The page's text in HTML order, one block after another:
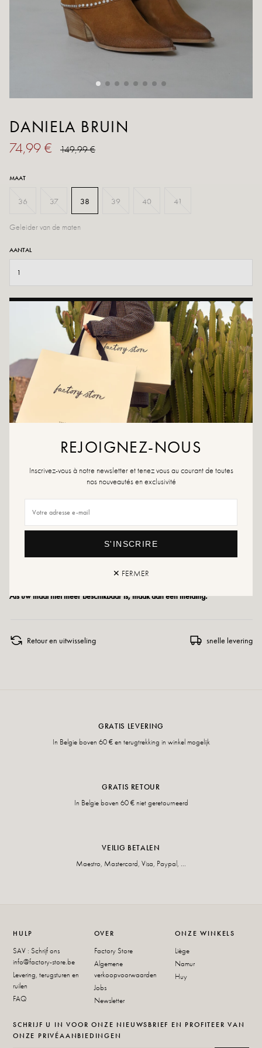
DANIELA BRUIN
74,99 € 149,99 €
MAAT
36 37 38 39 40 41
Geleider van de maten
AANTAL
TOEVOEGEN AAN WINKELWAGEN
AAN WENSLIJST TOEVOEGEN
Herbeleef de westerse geest met **Daniela Brown**. Gemaakt van
kameelkleurig suède, met een opvallende taps toelopende neus,
afgeschuinde hak en discrete metalen studs. Een sterk item voor een
bohemian of rock-look.
Buitenmateriaal: leer
Binnenzool: textiel
Hakhoogte: 9,5 cm
Hoogte van de schaal: 2 cm
Handgemaakt in Italië
Maatadvies: Dit model valt normaal.
Als uw maat niet meer beschikbaar is, maak dan een melding.
Retour en uitwisseling snelle levering
GRATIS LEVERING
In Belgie boven 60 € en terugtrekking in winkel mogelijk
GRATIS RETOUR
In Belgie boven 60 € niet geretourneerd
VEILIG BETALEN
Maestro, Mastercard, Visa, Paypal, ...
HULP
SAV : Schrijf ons
info@factory-store.be
Levering, terugsturen en
ruilen
FAQ
OVER
Factory Store
Algemene
verkoopvoorwaarden
Jobs
Newsletter
ONZE WINKELS
Liège
Namur
Huy
SCHRIJF U IN VOOR ONZE NIEUWSBRIEF EN PROFITEER VAN
ONZE PRIVÉAANBIEDINGEN
REJOIGNEZ-NOUS
Inscrivez-vous à notre newsletter et tenez vous au courant de toutes
nos nouveautés en exclusivité
S'INSCRIRE
✕ FERMER